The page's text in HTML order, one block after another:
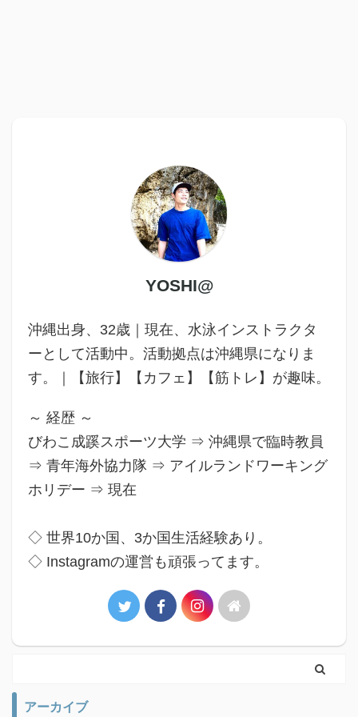
YOSHI@
沖縄出身、32歳｜現在、水泳インストラクタ
ーとして活動中。活動拠点は沖縄県になりま
す。｜【旅行】【カフェ】【筋トレ】が趣味。
～ 経歴 ～
びわこ成蹊スポーツ大学 ⇒ 沖縄県で臨時教員
⇒ 青年海外協力隊 ⇒ アイルランドワーキング
ホリデー ⇒ 現在
◇ 世界10か国、3か国生活経験あり。
◇ Instagramの運営も頑張ってます。
アーカイブ